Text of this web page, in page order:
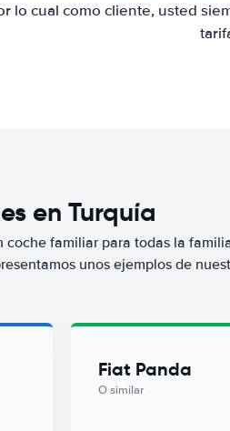
lo cual como cliente, usted
en Turquía
familiar para todas la
unos ejemplos de
Fiat Panda
O similar